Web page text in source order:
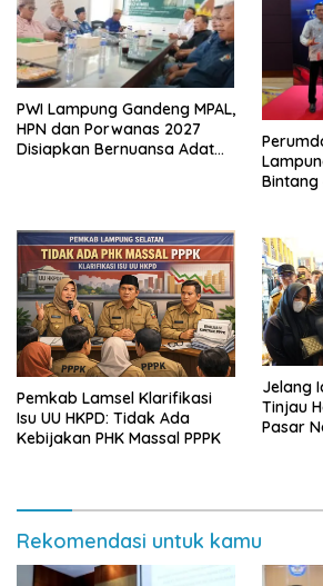
PWI Lampung Gandeng MPAL,
HPN dan Porwanas 2027
Disiapkan Bernuansa Adat
Bintang
Pemkab Lamsel Klarifikasi
Isu UU HKPD: Tidak Ada
Kebijakan PHK Massal PPPK
Jelang
Tinjau
Pasar
Rekomendasi untuk kamu